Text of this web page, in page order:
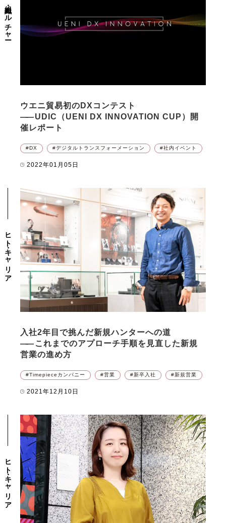
組織・カルチャー
ウエニ貿易初のDXコンテスト
―― UDIC（UENI DX INNOVATION CUP）開
催レポート
DX デジタルトランスフォーメーション 社内イベント
2022年01月05日
ヒト・キャリア
入社2年目で挑んだ新規ハンターへの道
―― これまでのアプローチ手順を見直した新規
営業の進め方
Timepieceカンパニー 営業 新卒入社 新規営業
2021年12月10日
ヒト・キャリア